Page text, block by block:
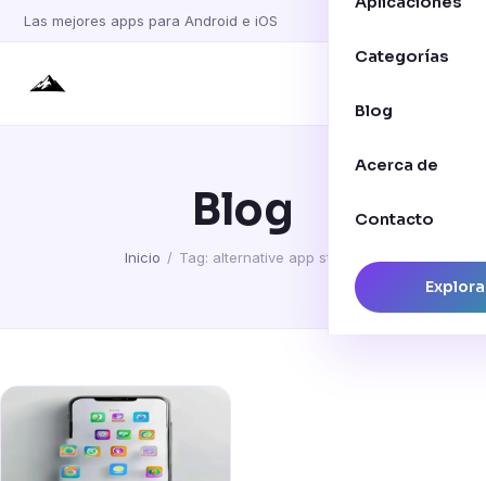
Las mejores apps para Android e iOS
Categorías
Blog
Acerca de
Contacto
Blog
Inicio / Tag: alternative app stores